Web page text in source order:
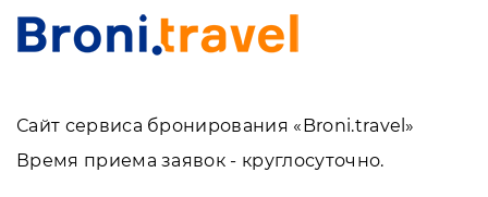
Сайт сервиса бронирования «Broni.travel»
Время приема заявок - круглосуточно.